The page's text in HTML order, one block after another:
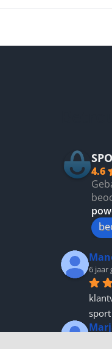
variaties.
4.6
6 jaar
sport